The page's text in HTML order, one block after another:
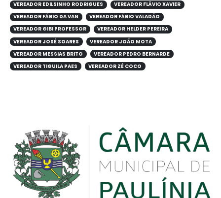
VEREADOR EDILSINHO RODRIGUES
VEREADOR FLÁVIO XAVIER
VEREADOR FÁBIO DA VAN
VEREADOR FÁBIO VALADÃO
VEREADOR GIBI PROFESSOR
VEREADOR HELDER PEREIRA
VEREADOR JOSÉ SOARES
VEREADOR JOÃO MOTA
VEREADOR MESSIAS BRITO
VEREADOR PEDRO BERNARDE
VEREADOR TIGUILA PAES
VEREADOR ZÉ COCO